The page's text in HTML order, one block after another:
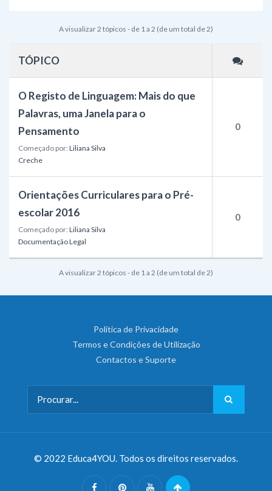
A visualizar 2 tópicos - de 1 a 2 (de um total de 2)
TÓPICO
O Registo de Linguagem: Mais do que
Palavras, uma Janela para o
Pensamento
Começado por: Liliana Silva
Creche
0
Orientações Curriculares para o Pré-
escolar 2016
Começado por: Liliana Silva
Documentação Legal
0
A visualizar 2 tópicos - de 1 a 2 (de um total de 2)
Política de Privacidade
Termos e Condições de Utilização
Contactos e Suporte
© 2022 Educa4YOU. Todos os direitos reservados.